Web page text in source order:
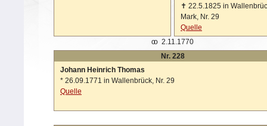
✝ 22.5.1825 in
Mark, Nr. 29
Quelle
oo 2.11.1770
Nr. 228
Johann Heinrich Thomas
* 26.09.1771 in Wallenbrück, Nr. 29
Quelle